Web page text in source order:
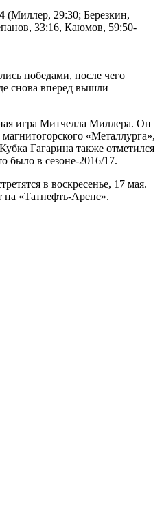
(Миллер, 29:30; Березкин,
33:16, Каюмов, 59:50-
победами, после чего
снова вперед вышли
игра Митчелла Миллера. Он
«Металлурга»,
Гагарина также отметился
было в сезоне-2016/17.
в воскресенье, 17 мая.
на «Татнефть-Арене».